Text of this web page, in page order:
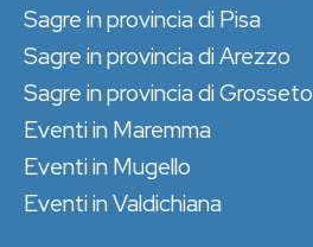
Sagre in provincia di Pisa
Sagre in provincia di Arezzo
Sagre in provincia di Grosseto
Eventi in Maremma
Eventi in Mugello
Eventi in Valdichiana